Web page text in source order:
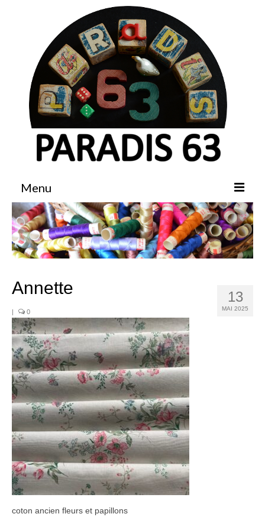
Menu
Accueil
Boutique
Déco
Mobilier
Vaisselle ancienne
Jouets anciens
Tissus
Patchwork
Mercerie
Dressing
Linge ancien
Ephemera
13
MAI 2025
Annette
| 0
coton ancien fleurs et papillons